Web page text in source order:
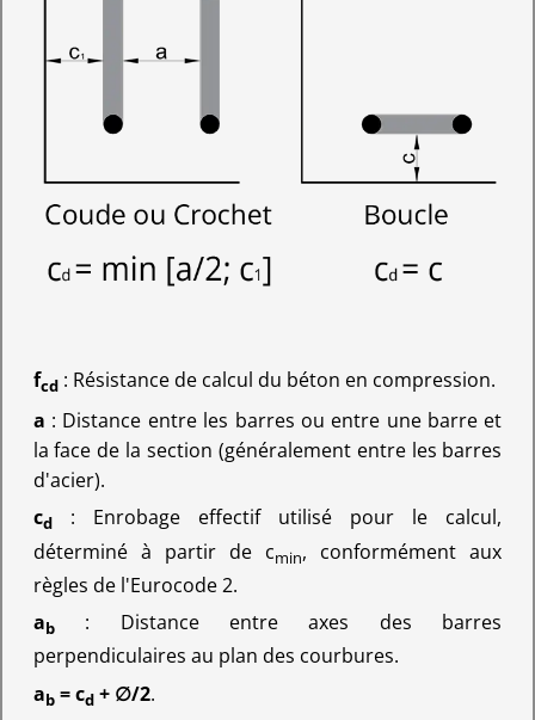
fcd: Résistance de calcul du béton en compression.
a : Distance entre les barres ou entre une barre et
la face de la section (généralement entre les barres
d'acier).
cd: Enrobage effectif utilisé pour le calcul,
déterminé à partir de cmin, conformément aux
règles de l'Eurocode 2.
ab: Distance entre axes des barres
perpendiculaires au plan des courbures.
ab= cd+ ∅/2.